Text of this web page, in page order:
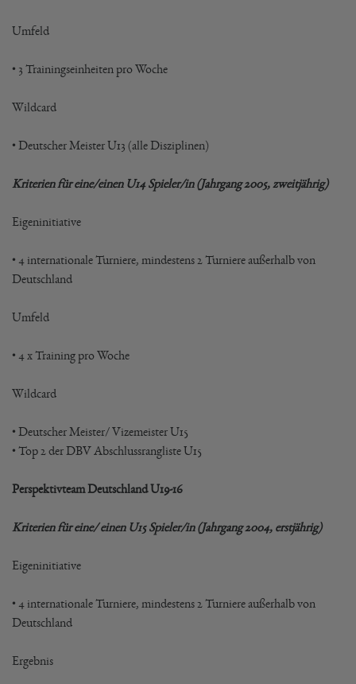
Umfeld
• 3 Trainingseinheiten pro Woche
Wildcard
• Deutscher Meister U13 (alle Disziplinen)
Kriterien für eine/einen U14 Spieler/in (Jahrgang 2005, zweitjährig)
Eigeninitiative
• 4 internationale Turniere, mindestens 2 Turniere außerhalb von
Deutschland
Umfeld
• 4 x Training pro Woche
Wildcard
• Deutscher Meister/ Vizemeister U15
• Top 2 der DBV Abschlussrangliste U15
Perspektivteam Deutschland U19-16
Kriterien für eine/ einen U15 Spieler/in (Jahrgang 2004, erstjährig)
Eigeninitiative
• 4 internationale Turniere, mindestens 2 Turniere außerhalb von
Deutschland
Ergebnis